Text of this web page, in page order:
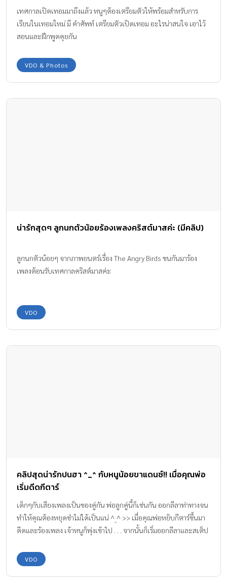
เทศกาลเปิดเทอมมาถึงแล้ว หนูๆต้องเตรียมตัวให้พร้อมสำหรับการ
เรียนในเทอมใหม่ มี คำศัพท์ เตรียมตัวเปิดเทอม อะไรน่าสนใจ เอาไว้
สอนและฝึกพูดคุยกัน
VDO & Photos
น่ารักสุดๆ ลูกนกตัวน้อยร้องเพลงคริสต์มาสค่ะ (มีคลิป)
ลูกนกตัวน้อยๆ จากภาพยนตร์เรื่อง The Angry Birds ขนกันมาร้อง
เพลงต้อนรับเทศกาลคริสต์มาสค่ะ
VDO
คลิปสุดน่ารักปนฮา ^_^ กับหนูน้อยขาแดนซ์!! เมื่อคุณพ่อ
เริ่มดีดกีตาร์
เด็กๆกับเสียงเพลงเป็นของคู่กัน พ่อลูกคู่นี้ก็เช่นกัน ออกลีลาท่าทางจน
ทำให้คุณต้องหยุดขำไม่ได้เป็นแน่ ^_^ >> เมื่อคุณพ่อหยิบกีตาร์ขึ้นมา
ดีดและร้องเพลง เจ้าหนูก็พุ่งเข้าไป . . . จากนั้นก็เริ่มออกลีลาและสเต็ป
หนูน้อยก็ร็อคไม่เบาเลยทีเดียว ว่าแต่เจ้าตัวน้อยจะ โยกมันส์สุดๆ
ขนาดไหน ตามไปชมคลิปกันเลย >> ขอบคุณคลิปวีดีโอจาก : Rumble
VDO